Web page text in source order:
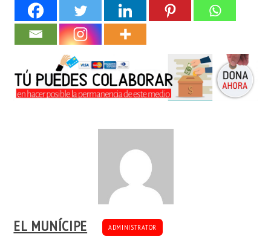
EL MUNÍCIPE ADMINISTRATOR